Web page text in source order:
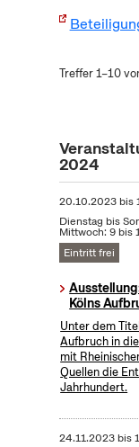
Treffer 1–10
2024
20.10.2023bis
Dienstag bis
Mittwoch: 9 bis
Eintritt frei
Kölns
Unter dem
Aufbruch in
mit
Quellen die
Jahrhundert.
24.11.2023bis